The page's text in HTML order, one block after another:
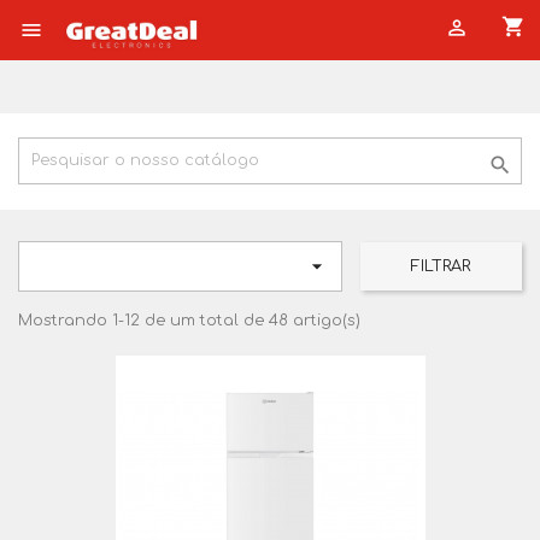
 shopping_cart


 FILTRAR
Mostrando 1-12 de um total de 48 artigo(s)